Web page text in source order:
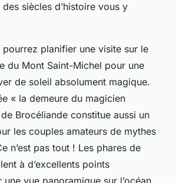
siècles d’histoire vous y
planifier une visite sur le
du Mont Saint-Michel pour une
de soleil absolument magique.
« la demeure du magicien
Brocéliande constitue aussi un
les couples amateurs de mythes
n’est pas tout ! Les phares de
à d’excellents points